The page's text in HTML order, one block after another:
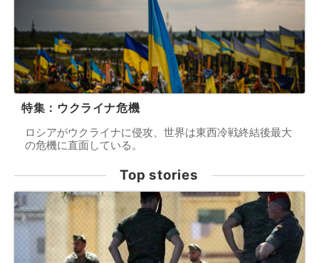
特集：ウクライナ危機
ロシアがウクライナに侵攻、世界は東西冷戦終結後最大
の危機に直面している。
Top stories